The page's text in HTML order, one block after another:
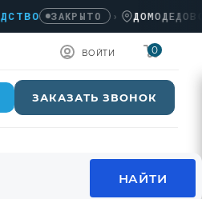
ЗАКРЫТО › ДОМОДЕДОВО,
ВОЙТИ 0
ЗАКАЗАТЬ ЗВОНОК